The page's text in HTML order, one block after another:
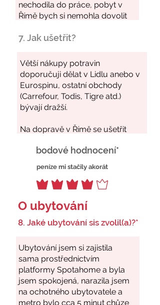
7. Jak ušetřit?
bodové hodnocení*
peníze mi stačily akorát
O ubytování
8. Jaké ubytování sis zvolil(a)?*